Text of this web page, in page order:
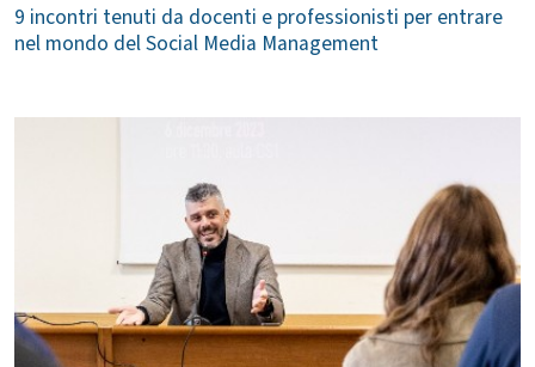
9 incontri tenuti da docenti e professionisti per entrare
nel mondo del Social Media Management